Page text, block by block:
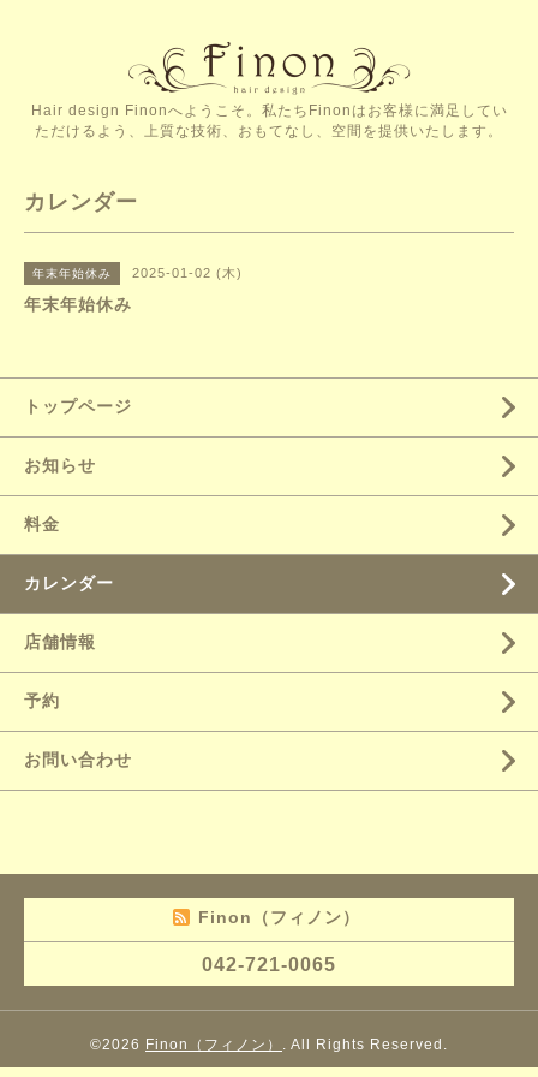
Hair design Finonへようこそ。私たちFinonはお客様に満足してい
ただけるよう、上質な技術、おもてなし、空間を提供いたします。
カレンダー
年末年始休み 2025-01-02 (木)
年末年始休み
トップページ
お知らせ
料金
カレンダー
店舗情報
予約
お問い合わせ
Finon（フィノン）
042-721-0065
©2026 Finon（フィノン） . All Rights Reserved.